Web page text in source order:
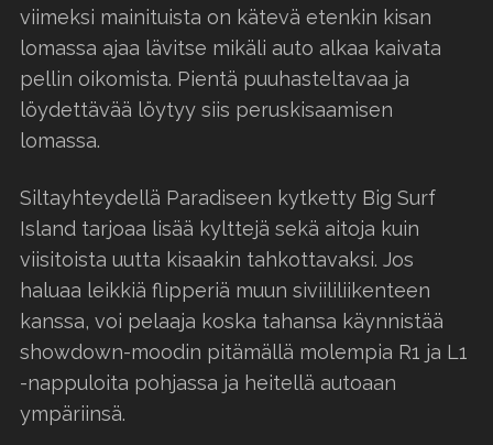
viimeksi mainituista on kätevä etenkin kisan
lomassa ajaa lävitse mikäli auto alkaa kaivata
pellin oikomista. Pientä puuhasteltavaa ja
löydettävää löytyy siis peruskisaamisen
lomassa.
Siltayhteydellä Paradiseen kytketty Big Surf
Island tarjoaa lisää kylttejä sekä aitoja kuin
viisitoista uutta kisaakin tahkottavaksi. Jos
haluaa leikkiä flipperiä muun siviililiikenteen
kanssa, voi pelaaja koska tahansa käynnistää
showdown-moodin pitämällä molempia R1 ja L1
-nappuloita pohjassa ja heitellä autoaan
ympäriinsä.